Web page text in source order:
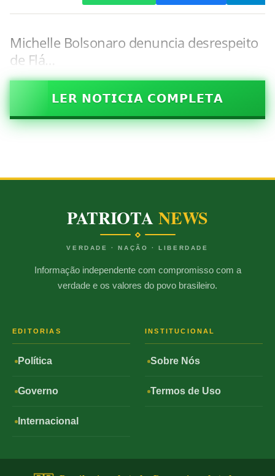
Michelle Bolsonaro denuncia desrespeito
de Flá…
𝗟𝗘𝗥 𝗡𝗢𝗧𝗜𝗖𝗜𝗔 𝗖𝗢𝗠𝗣𝗟𝗘𝗧𝗔
PATRIOTANEWS
VERDADE · NAÇÃO · LIBERDADE
Informação independente com compromisso com a
verdade e os valores do povo brasileiro.
EDITORIAS
Política
Governo
Internacional
INSTITUCIONAL
Sobre Nós
Termos de Uso